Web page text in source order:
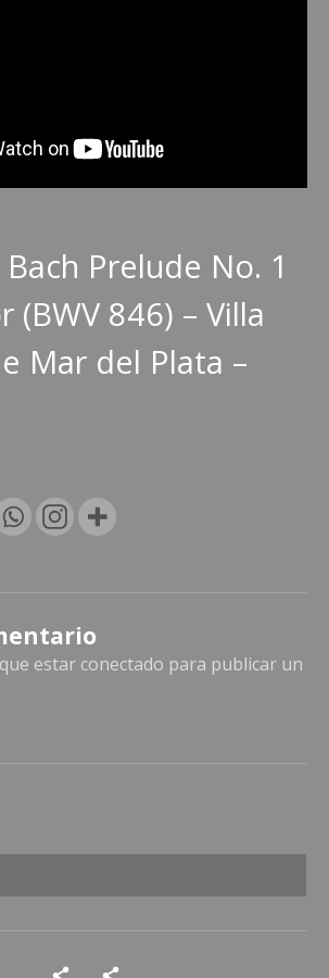
Bach Prelude No. 1
(BWV 846) – Villa
Mar del Plata –
estar conectado para publicar un
Profiles